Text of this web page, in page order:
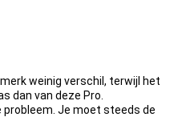
weinig verschil, terwijl het
dan van deze Pro.
probleem. Je moet steeds de